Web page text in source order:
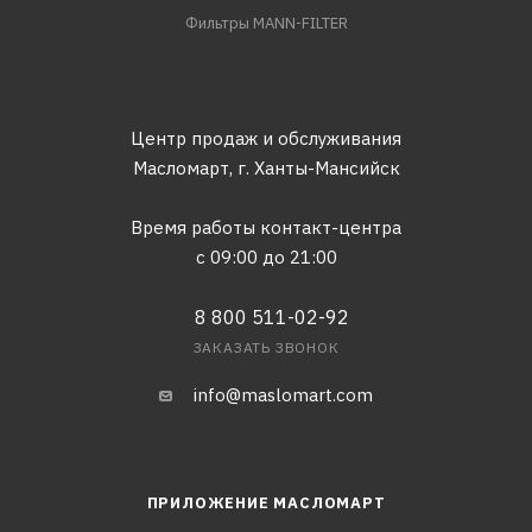
Фильтры MANN-FILTER
Центр продаж и обслуживания
Масломарт, г. Ханты-Мансийск
Время работы контакт-центра
с 09:00 до 21:00
8 800 511-02-92
ЗАКАЗАТЬ ЗВОНОК
info@maslomart.com
ПРИЛОЖЕНИЕ МАСЛОМАРТ